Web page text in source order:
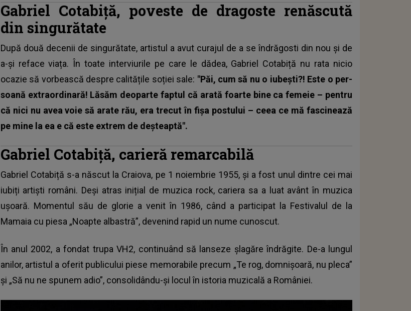
Gabriel Cotabiță, poveste de dragoste renăscută
din singurătate
După două decenii de singurătate, artistul a avut curajul de a se îndrăgosti din nou și de
a-și reface viața. În toate interviurile pe care le dădea, Gabriel Cotabiță nu rata nicio
ocazie să vorbească despre calitățile soției sale: "Păi, cum să nu o iubeşti?! Este o per­
soană extraordinară! Lăsăm deoparte faptul că arată foarte bine ca femeie – pentru
că nici nu avea voie să arate rău, era trecut în fişa postului – ceea ce mă fascinează
pe mine la ea e că este extrem de deşteaptă".
Gabriel Cotabiță, carieră remarcabilă
Gabriel Cotabiță s-a născut la Craiova, pe 1 noiembrie 1955, și a fost unul dintre cei mai
iubiți artiști români. Deși atras inițial de muzica rock, cariera sa a luat avânt în muzica
ușoară. Momentul său de glorie a venit în 1986, când a participat la Festivalul de la
Mamaia cu piesa „Noapte albastră”, devenind rapid un nume cunoscut.
În anul 2002, a fondat trupa VH2, continuând să lanseze șlagăre îndrăgite. De-a lungul
anilor, artistul a oferit publicului piese memorabile precum „Te rog, domnișoară, nu pleca”
și „Să nu ne spunem adio”, consolidându-și locul în istoria muzicală a României.